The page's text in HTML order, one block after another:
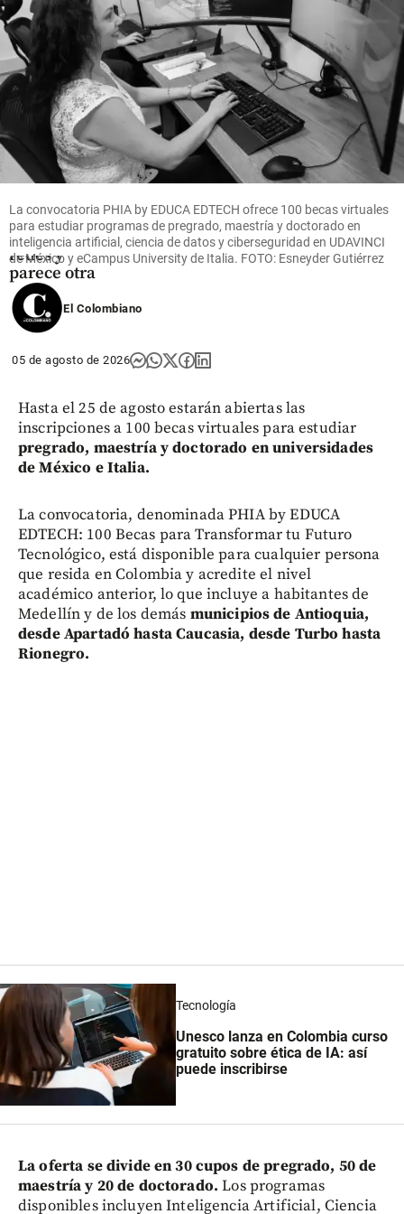
share
Entretenimiento
¡Está muy
cambiada!
Epa Colombia
reapareció en
redes y
parece otra
share
La convocatoria PHIA by EDUCA EDTECH ofrece 100 becas virtuales
para estudiar programas de pregrado, maestría y doctorado en
inteligencia artificial, ciencia de datos y ciberseguridad en UDAVINCI
de México y eCampus University de Italia. FOTO: Esneyder Gutiérrez
El Colombiano
05 de agosto de 2026
Hasta el 25 de agosto estarán abiertas las
inscripciones a 100 becas virtuales para estudiar
pregrado, maestría y doctorado en universidades
de México e Italia.
La convocatoria, denominada PHIA by EDUCA
EDTECH: 100 Becas para Transformar tu Futuro
Tecnológico, está disponible para cualquier persona
que resida en Colombia y acredite el nivel
académico anterior, lo que incluye a habitantes de
Medellín y de los demás municipios de Antioquia,
desde Apartadó hasta Caucasia, desde Turbo hasta
Rionegro.
Tecnología
Unesco lanza en Colombia curso
gratuito sobre ética de IA: así
puede inscribirse
La oferta se divide en 30 cupos de pregrado, 50 de
maestría y 20 de doctorado.Los programas
disponibles incluyen Inteligencia Artificial, Ciencia